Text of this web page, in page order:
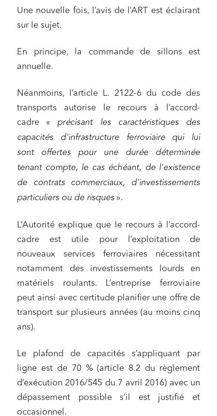
Une nouvelle fois, l’avis de l’ART est éclairant
sur le sujet.
En principe, la commande de sillons est
annuelle.
Néanmoins, l’article L. 2122-6 du code des
transports autorise le recours à l’accord-
cadre « précisant les caractéristiques des
capacités d'infrastructure ferroviaire qui lui
sont offertes pour une durée déterminée
tenant compte, le cas échéant, de l'existence
de contrats commerciaux, d'investissements
particuliers ou de risques ».
L’Autorité explique que le recours à l’accord-
cadre est utile pour l’exploitation de
nouveaux services ferroviaires nécessitant
notamment des investissements lourds en
matériels roulants. L’entreprise ferroviaire
peut ainsi avec certitude planifier une offre de
transport sur plusieurs années (au moins cinq
ans).
Le plafond de capacités s’appliquant par
ligne est de 70 % (article 8.2 du règlement
d’exécution 2016/545 du 7 avril 2016) avec un
dépassement possible s’il est justifié et
occasionnel.